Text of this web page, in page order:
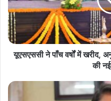
August 9,
मोरहाबादी
की दिखेगी
August 9,
हुआ प्रोजेक्ट
यूएसएससी ने पाँच वर्षों में खरीद,
की